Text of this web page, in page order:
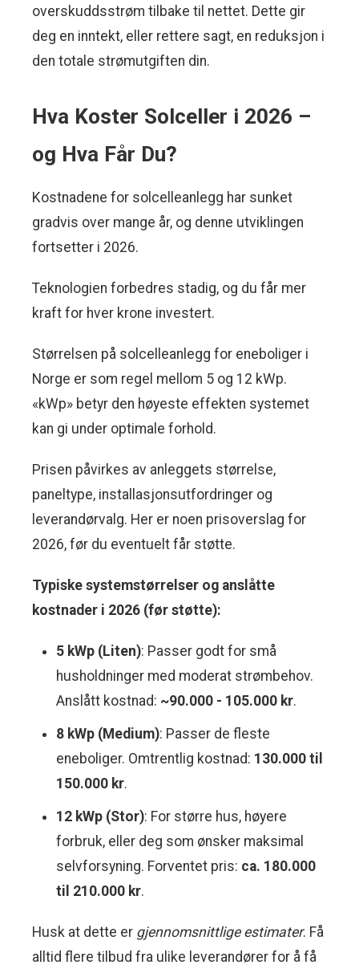
overskuddsstrøm tilbake til nettet. Dette gir
deg en inntekt, eller rettere sagt, en reduksjon i
den totale strømutgiften din.
Hva Koster Solceller i 2026 –
og Hva Får Du?
Kostnadene for solcelleanlegg har sunket
gradvis over mange år, og denne utviklingen
fortsetter i 2026.
Teknologien forbedres stadig, og du får mer
kraft for hver krone investert.
Størrelsen på solcelleanlegg for eneboliger i
Norge er som regel mellom 5 og 12 kWp.
«kWp» betyr den høyeste effekten systemet
kan gi under optimale forhold.
Prisen påvirkes av anleggets størrelse,
paneltype, installasjonsutfordringer og
leverandørvalg. Her er noen prisoverslag for
2026, før du eventuelt får støtte.
Typiske systemstørrelser og anslåtte
kostnader i 2026 (før støtte):
5 kWp (Liten): Passer godt for små
husholdninger med moderat strømbehov.
Anslått kostnad: ~90.000 - 105.000 kr.
8 kWp (Medium): Passer de fleste
eneboliger. Omtrentlig kostnad: 130.000 til
150.000 kr.
12 kWp (Stor): For større hus, høyere
forbruk, eller deg som ønsker maksimal
selvforsyning. Forventet pris: ca. 180.000
til 210.000 kr.
Husk at dette er gjennomsnittlige estimater. Få
alltid flere tilbud fra ulike leverandører for å få